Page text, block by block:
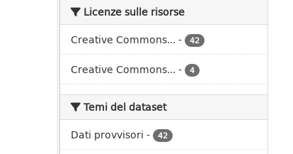
Licenze sulle risorse
Creative Commons... - 42
Creative Commons... - 4
Temi del dataset
Dati provvisori - 42